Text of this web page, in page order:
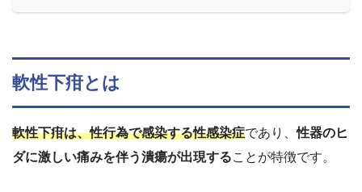
軟性下疳とは
軟性下疳は、性行為で感染する性感染症であり、性器のヒ
ダに激しい痛みを伴う潰瘍が出現することが特徴です。